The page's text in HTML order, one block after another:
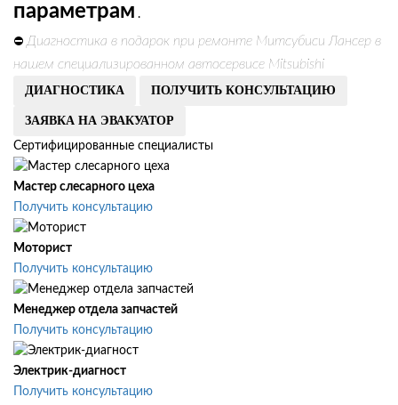
параметрам .
⛔ Диагностика в подарок при ремонте Митсубиси Лансер в
нашем специализированном автосервисе Mitsubishi
ДИАГНОСТИКА ПОЛУЧИТЬ КОНСУЛЬТАЦИЮ
ЗАЯВКА НА ЭВАКУАТОР
Сертифицированные специалисты
Мастер слесарного цеха
Получить консультацию
Моторист
Получить консультацию
Менеджер отдела запчастей
Получить консультацию
Электрик-диагност
Получить консультацию